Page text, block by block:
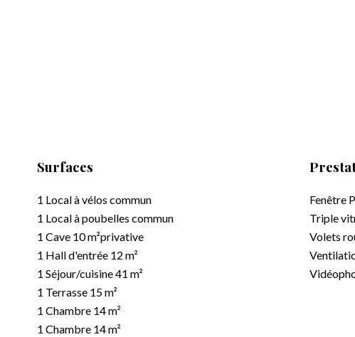
Surfaces
1 Local à vélos commun
1 Local à poubelles commun
1 Cave 10 m²privative
1 Hall d'entrée 12 m²
1 Séjour/cuisine41 m²
1 Terrasse 15 m²
1 Chambre 14 m²
1 Chambre 14 m²
Fenêtre
Triple
Volets